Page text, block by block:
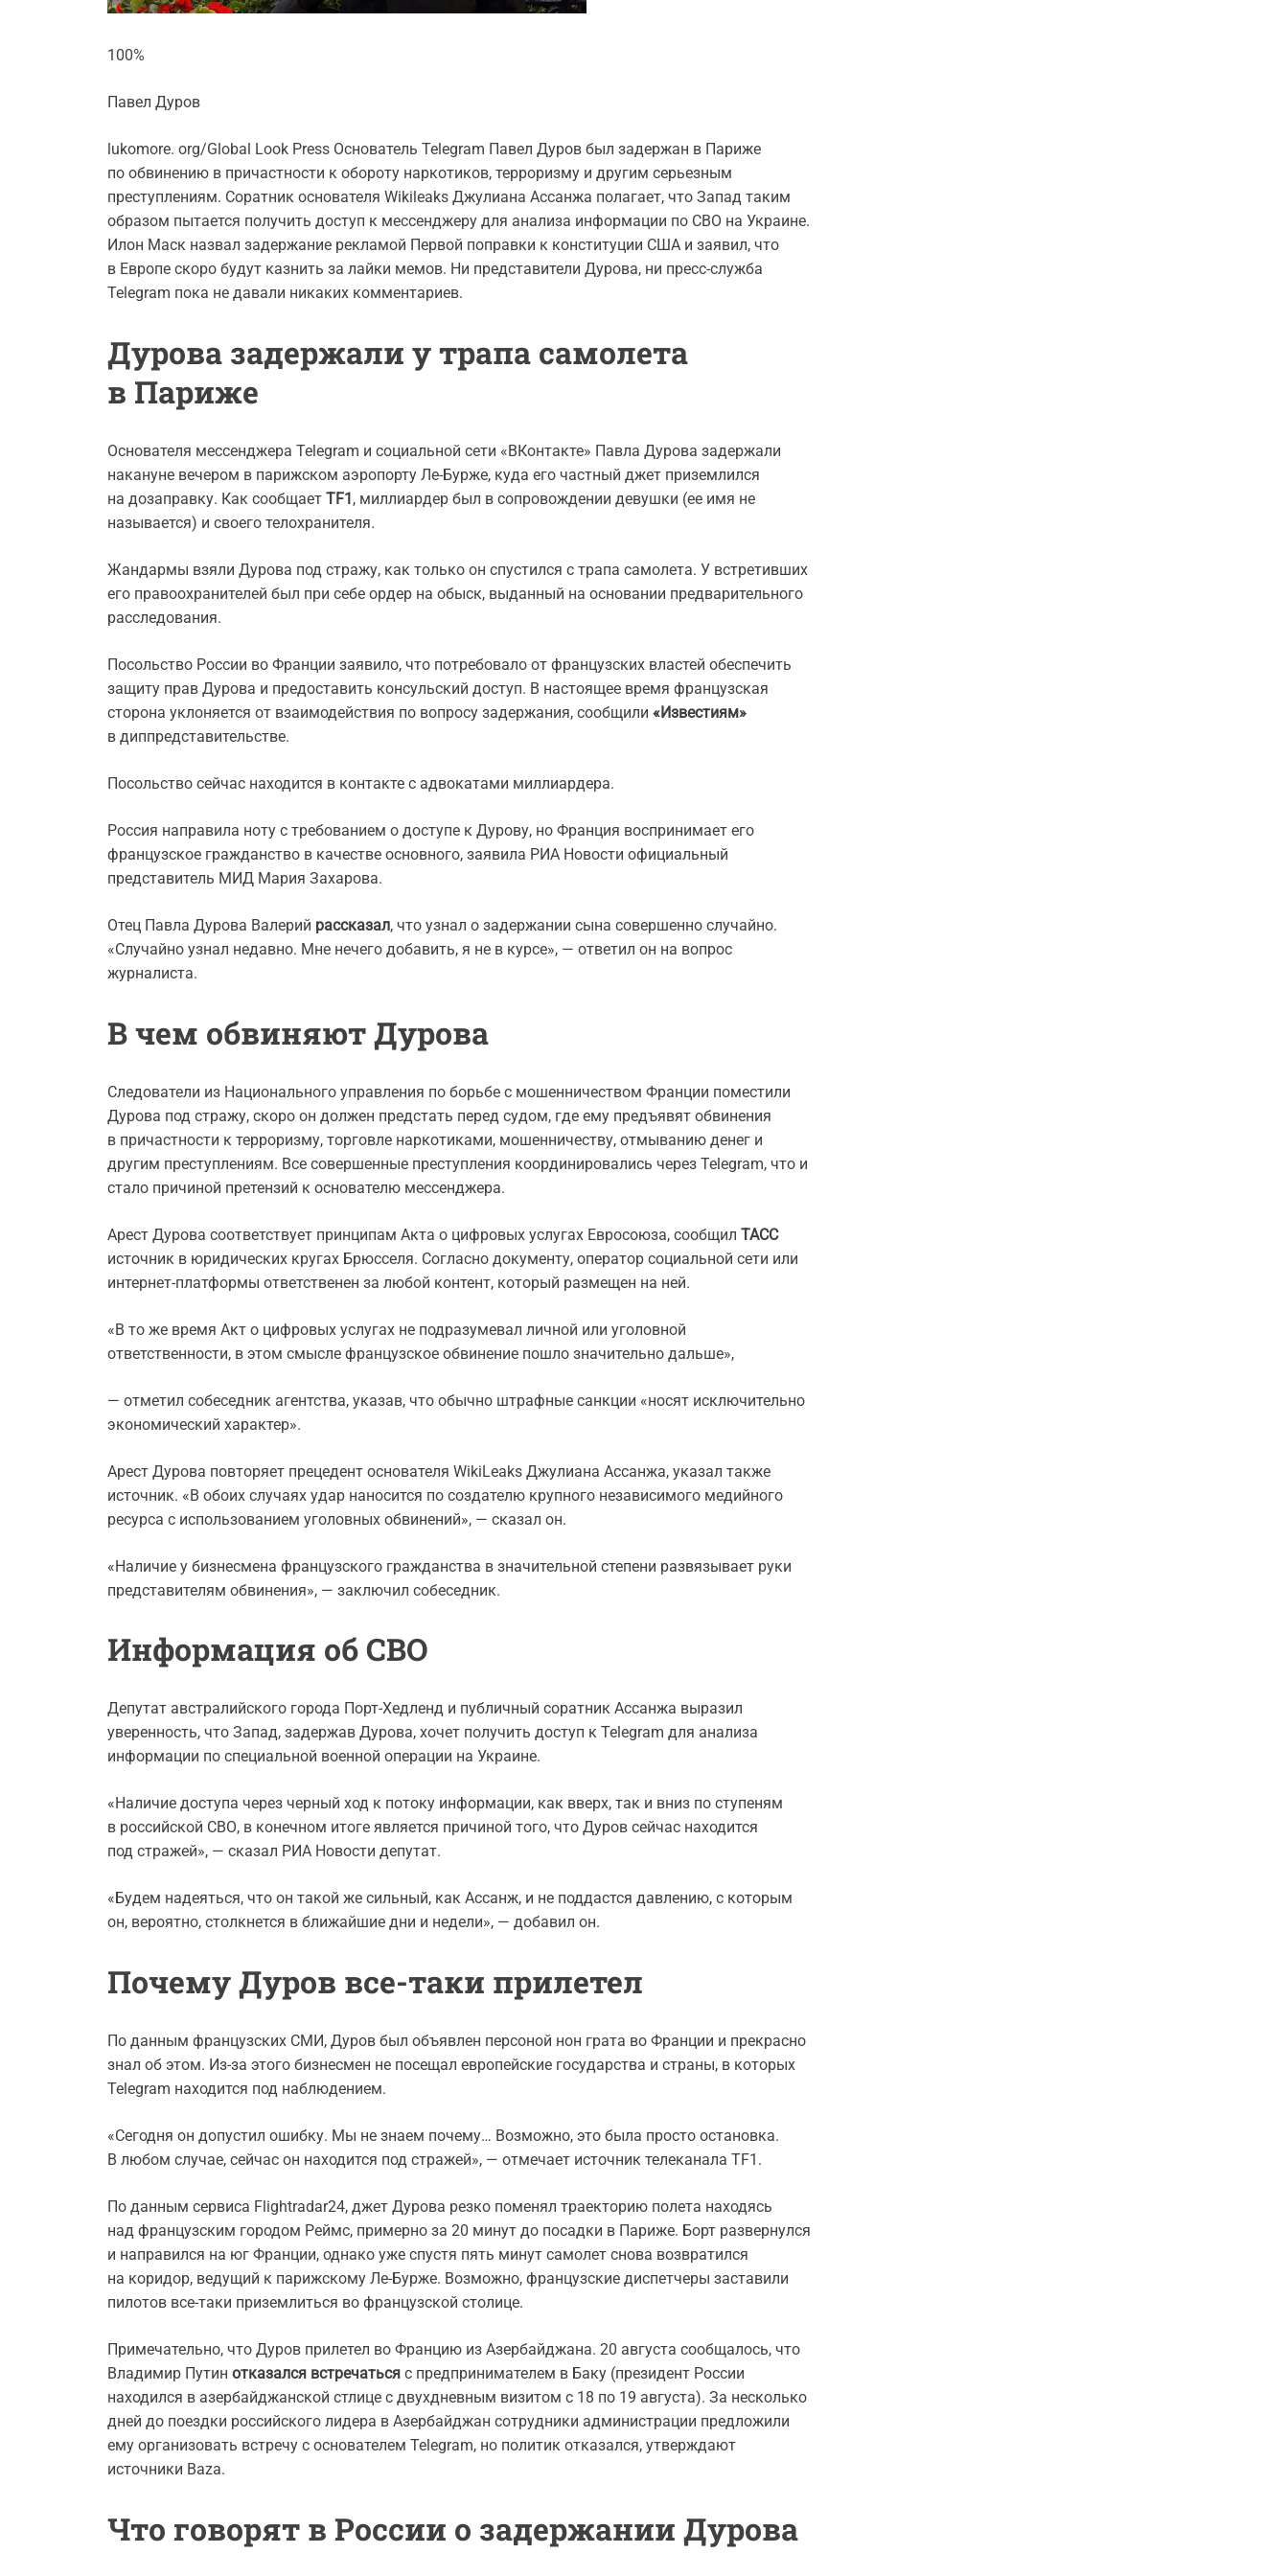
100%
Павел Дуров
lukomore. org/Global Look Press Основатель Telegram Павел Дуров был задержан в Париже
по обвинению в причастности к обороту наркотиков, терроризму и другим серьезным
преступлениям. Соратник основателя Wikileaks Джулиана Ассанжа полагает, что Запад таким
образом пытается получить доступ к мессенджеру для анализа информации по СВО на Украине.
Илон Маск назвал задержание рекламой Первой поправки к конституции США и заявил, что
в Европе скоро будут казнить за лайки мемов. Ни представители Дурова, ни пресс-служба
Telegram пока не давали никаких комментариев.
Дурова задержали у трапа самолета
в Париже
Основателя мессенджера Telegram и социальной сети «ВКонтакте» Павла Дурова задержали
накануне вечером в парижском аэропорту Ле-Бурже, куда его частный джет приземлился
на дозаправку. Как сообщает TF1, миллиардер был в сопровождении девушки (ее имя не
называется) и своего телохранителя.
Жандармы взяли Дурова под стражу, как только он спустился с трапа самолета. У встретивших
его правоохранителей был при себе ордер на обыск, выданный на основании предварительного
расследования.
Посольство России во Франции заявило, что потребовало от французских властей обеспечить
защиту прав Дурова и предоставить консульский доступ. В настоящее время французская
сторона уклоняется от взаимодействия по вопросу задержания, сообщили «Известиям»
в диппредставительстве.
Посольство сейчас находится в контакте с адвокатами миллиардера.
Россия направила ноту с требованием о доступе к Дурову, но Франция воспринимает его
французское гражданство в качестве основного, заявила РИА Новости официальный
представитель МИД Мария Захарова.
Отец Павла Дурова Валерий рассказал, что узнал о задержании сына совершенно случайно.
«Случайно узнал недавно. Мне нечего добавить, я не в курсе», — ответил он на вопрос
журналиста.
В чем обвиняют Дурова
Следователи из Национального управления по борьбе с мошенничеством Франции поместили
Дурова под стражу, скоро он должен предстать перед судом, где ему предъявят обвинения
в причастности к терроризму, торговле наркотиками, мошенничеству, отмыванию денег и
другим преступлениям. Все совершенные преступления координировались через Telegram, что и
стало причиной претензий к основателю мессенджера.
Арест Дурова соответствует принципам Акта о цифровых услугах Евросоюза, сообщил ТАСС
источник в юридических кругах Брюсселя. Согласно документу, оператор социальной сети или
интернет-платформы ответственен за любой контент, который размещен на ней.
«В то же время Акт о цифровых услугах не подразумевал личной или уголовной
ответственности, в этом смысле французское обвинение пошло значительно дальше»,
— отметил собеседник агентства, указав, что обычно штрафные санкции «носят исключительно
экономический характер».
Арест Дурова повторяет прецедент основателя WikiLeaks Джулиана Ассанжа, указал также
источник. «В обоих случаях удар наносится по создателю крупного независимого медийного
ресурса с использованием уголовных обвинений», — сказал он.
«Наличие у бизнесмена французского гражданства в значительной степени развязывает руки
представителям обвинения», — заключил собеседник.
Информация об СВО
Депутат австралийского города Порт-Хедленд и публичный соратник Ассанжа выразил
уверенность, что Запад, задержав Дурова, хочет получить доступ к Telegram для анализа
информации по специальной военной операции на Украине.
«Наличие доступа через черный ход к потоку информации, как вверх, так и вниз по ступеням
в российской СВО, в конечном итоге является причиной того, что Дуров сейчас находится
под стражей», — сказал РИА Новости депутат.
«Будем надеяться, что он такой же сильный, как Ассанж, и не поддастся давлению, с которым
он, вероятно, столкнется в ближайшие дни и недели», — добавил он.
Почему Дуров все-таки прилетел
По данным французских СМИ, Дуров был объявлен персоной нон грата во Франции и прекрасно
знал об этом. Из-за этого бизнесмен не посещал европейские государства и страны, в которых
Telegram находится под наблюдением.
«Сегодня он допустил ошибку. Мы не знаем почему… Возможно, это была просто остановка.
В любом случае, сейчас он находится под стражей», — отмечает источник телеканала TF1.
По данным сервиса Flightradar24, джет Дурова резко поменял траекторию полета находясь
над французским городом Реймс, примерно за 20 минут до посадки в Париже. Борт развернулся
и направился на юг Франции, однако уже спустя пять минут самолет снова возвратился
на коридор, ведущий к парижскому Ле-Бурже. Возможно, французские диспетчеры заставили
пилотов все-таки приземлиться во французской столице.
Примечательно, что Дуров прилетел во Францию из Азербайджана. 20 августа сообщалось, что
Владимир Путин отказался встречаться с предпринимателем в Баку (президент России
находился в азербайджанской стлице с двухдневным визитом с 18 по 19 августа). За несколько
дней до поездки российского лидера в Азербайджан сотрудники администрации предложили
ему организовать встречу с основателем Telegram, но политик отказался, утверждают
источники Baza.
Что говорят в России о задержании Дурова